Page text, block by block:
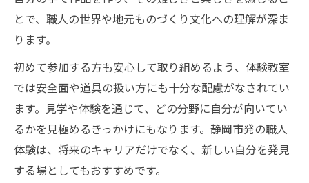
とで、職人の世界や地元ものづくり文化への理解が深ま
ります。
初めて参加する方も安心して取り組めるよう、体験教室
では安全面や道具の扱い方にも十分な配慮がなされてい
ます。見学や体験を通じて、どの分野に自分が向いてい
るかを見極めるきっかけにもなります。静岡市発の職人
体験は、将来のキャリアだけでなく、新しい自分を発見
する場としてもおすすめです。